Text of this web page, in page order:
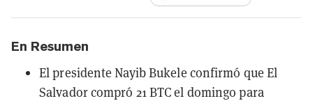
En Resumen
El presidente Nayib Bukele confirmó que El
Salvador compró 21 BTC el domingo para